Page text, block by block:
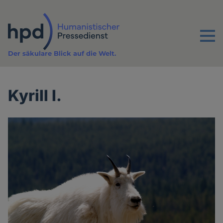
Inhalt
Menu
Der säkulare Blick auf die Welt.
Kyrill I.